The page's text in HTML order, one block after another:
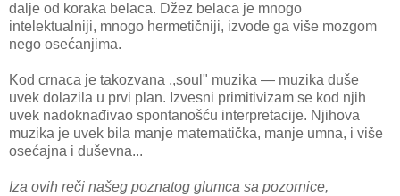
dalje od koraka belaca. Džez belaca je mnogo
intelektualniji, mnogo hermetičniji, izvode ga više mozgom
nego osećanjima.
Kod crnaca je takozvana ,,soul" muzika — muzika duše
uvek dolazila u prvi plan. Izvesni primitivizam se kod njih
uvek nadoknađivao spontanošću interpretacije. Njihova
muzika je uvek bila manje matematička, manje umna, i više
osećajna i duševna...
Iza ovih reči našeg poznatog glumca sa pozornice,